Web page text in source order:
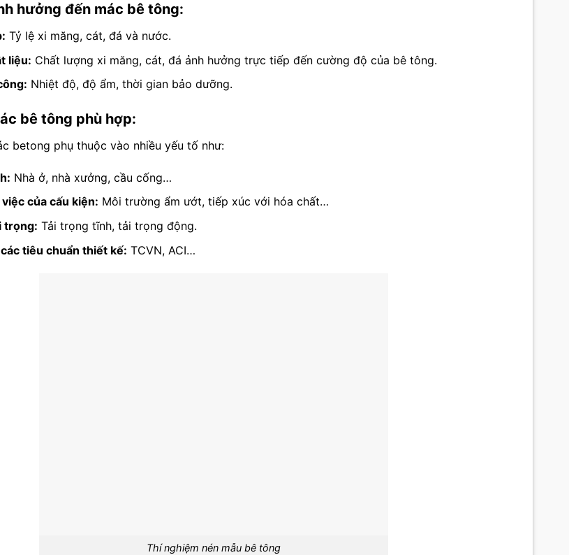
hưởng đến mác bê tông:
Tỷ lệ xi măng, cát, đá và nước.
liệu: Chất lượng xi măng, cát, đá ảnh hưởng trực tiếp đến cường độ của bê tông.
Nhiệt độ, độ ẩm, thời gian bảo dưỡng.
bê tông phù hợp:
betong phụ thuộc vào nhiều yếu tố như:
Nhà ở, nhà xưởng, cầu cống…
của cấu kiện: Môi trường ẩm ướt, tiếp xúc với hóa chất…
trọng: Tải trọng tĩnh, tải trọng động.
tiêu chuẩn thiết kế: TCVN, ACI…
Thí nghiệm nén mẫu bê tông